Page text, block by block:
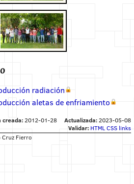
radiación
aletas de enfriamiento
creada: 2012-01-28 Actualizada: 2023-05-08
Validar: HTML CSS links
Fierro